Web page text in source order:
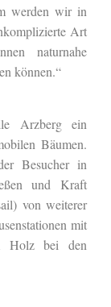
werden wir in
Art
naturnahe
können.“
Arzberg ein
Bäumen.
Besucher in
und Kraft
von weiterer
mit
Holz bei den